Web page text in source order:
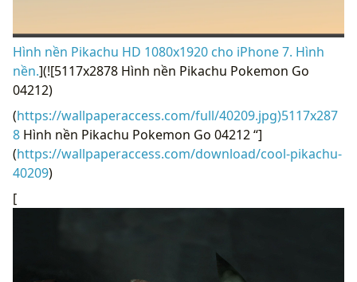
Hình nền Pikachu HD 1080x1920 cho iPhone 7. Hình
nền.](![5117x2878 Hình nền Pikachu Pokemon Go
04212)
(https://wallpaperaccess.com/full/40209.jpg)5117x287
8 Hình nền Pikachu Pokemon Go 04212 “]
(https://wallpaperaccess.com/download/cool-pikachu-
40209)
[